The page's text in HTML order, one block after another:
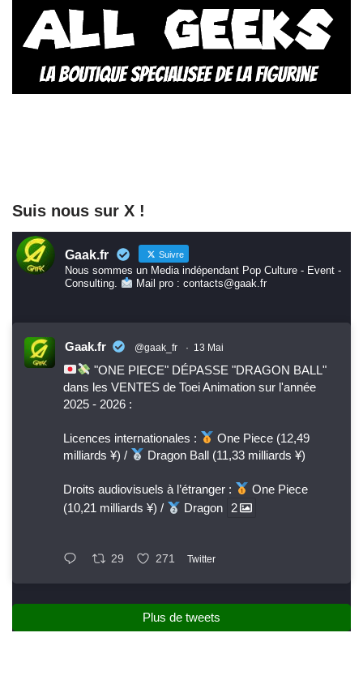
Suis nous sur X !
Gaak.fr Suivre
Nous sommes un Media indépendant Pop Culture - Event -
Consulting.
Mail pro : contacts@gaak.fr
Gaak.fr @gaak_fr · 13 Mai
"ONE PIECE" DÉPASSE "DRAGON BALL"
dans les VENTES de Toei Animation sur l'année
2025 - 2026 :
Licences internationales :
One Piece (12,49
milliards ¥) /
Dragon Ball (11,33 milliards ¥)
Droits audiovisuels à l’étranger :
One Piece
(10,21 milliards ¥) /
Dragon 2
29 271 Twitter
Plus de tweets